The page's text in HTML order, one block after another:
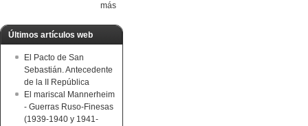
más
Últimos artículos web
El Pacto de San
Sebastián. Antecedente
de la II República
El mariscal Mannerheim
- Guerras Ruso-Finesas
(1939-1940 y 1941-